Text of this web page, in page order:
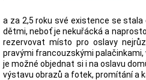
a za 2,5 roku své existence se
dětmi, neboť je nekuřácká a
rezervovat místo pro oslavy
pravými francouzskými
je možné objednat si i na oslavu
výstavu obrazů a fotek, promítání a